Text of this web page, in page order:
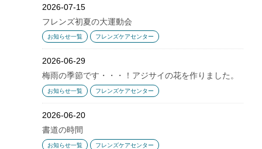
2026-07-15
フレンズ初夏の大運動会
お知らせ一覧 フレンズケアセンター
2026-06-29
梅雨の季節です・・・！アジサイの花を作りました。
お知らせ一覧 フレンズケアセンター
2026-06-20
書道の時間
お知らせ一覧 フレンズケアセンター